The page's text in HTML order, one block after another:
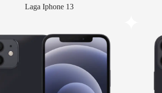
Laga Iphone 13